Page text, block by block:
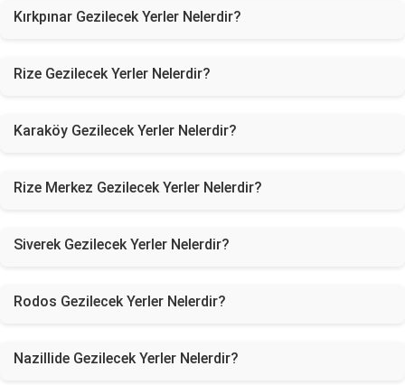
Kırkpınar Gezilecek Yerler Nelerdir?
Rize Gezilecek Yerler Nelerdir?
Karaköy Gezilecek Yerler Nelerdir?
Rize Merkez Gezilecek Yerler Nelerdir?
Siverek Gezilecek Yerler Nelerdir?
Rodos Gezilecek Yerler Nelerdir?
Nazillide Gezilecek Yerler Nelerdir?